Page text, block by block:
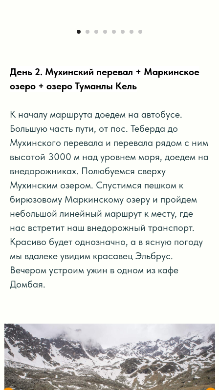
День 2. Мухинский перевал + Маркинское
озеро + озеро Туманлы Кель
К началу маршрута доедем на автобусе.
Большую часть пути, от пос. Теберда до
Мухинского перевала и перевала рядом с ним
высотой 3000 м над уровнем моря, доедем на
внедорожниках. Полюбуемся сверху
Мухинским озером. Спустимся пешком к
бирюзовому Маркинскому озеру и пройдем
небольшой линейный маршрут к месту, где
нас встретит наш внедорожный транспорт.
Красиво будет однозначно, а в ясную погоду
мы вдалеке увидим красавец Эльбрус.
Вечером устроим ужин в одном из кафе
Домбая.